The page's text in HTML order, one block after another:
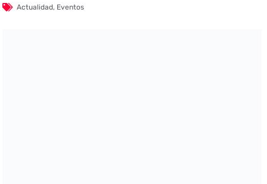
Actualidad, Eventos